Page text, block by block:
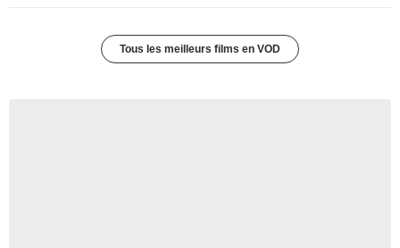
Tous les meilleurs films en VOD